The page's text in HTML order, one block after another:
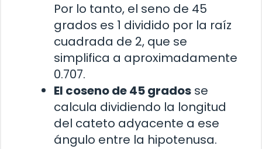
Por lo tanto, el seno de 45
grados es 1 dividido por la raíz
cuadrada de 2, que se
simplifica a aproximadamente
0.707.
El coseno de 45 grados se
calcula dividiendo la longitud
del cateto adyacente a ese
ángulo entre la hipotenusa.